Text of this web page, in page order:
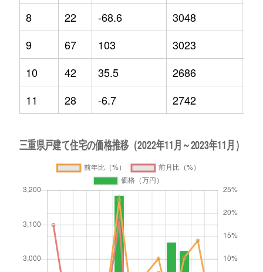
8
22 -68.6 3048
9
67 103 3023
10
42 35.5 2686
11
28 -6.7 2742